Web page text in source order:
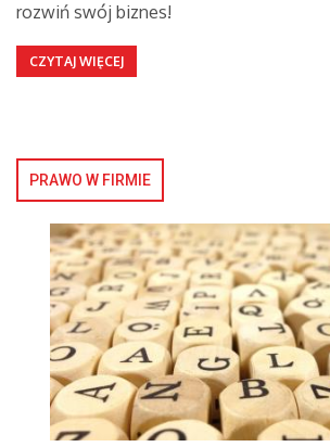
rozwiń swój biznes!
CZYTAJ WIĘCEJ
PRAWO W FIRMIE